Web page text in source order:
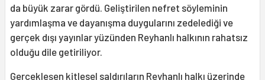
da büyük zarar gördü. Geliştirilen nefret söyleminin
yardımlaşma ve dayanışma duygularını zedelediği ve
gerçek dışı yayınlar yüzünden Reyhanlı halkının rahatsız
olduğu dile getiriliyor.
Gerçekleşen kitlesel saldırıların Reyhanlı halkı üzerinde